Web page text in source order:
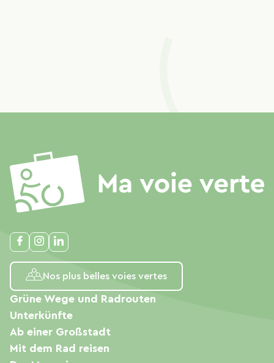
Nos plus belles voies vertes
Grüne Wege und Radrouten
Unterkünfte
Ab einer Großstadt
Mit dem Rad reisen